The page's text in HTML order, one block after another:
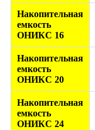
Накопительная
емкость
ОНИКС 16
Накопительная
емкость
ОНИКС 20
Накопительная
емкость
ОНИКС 24